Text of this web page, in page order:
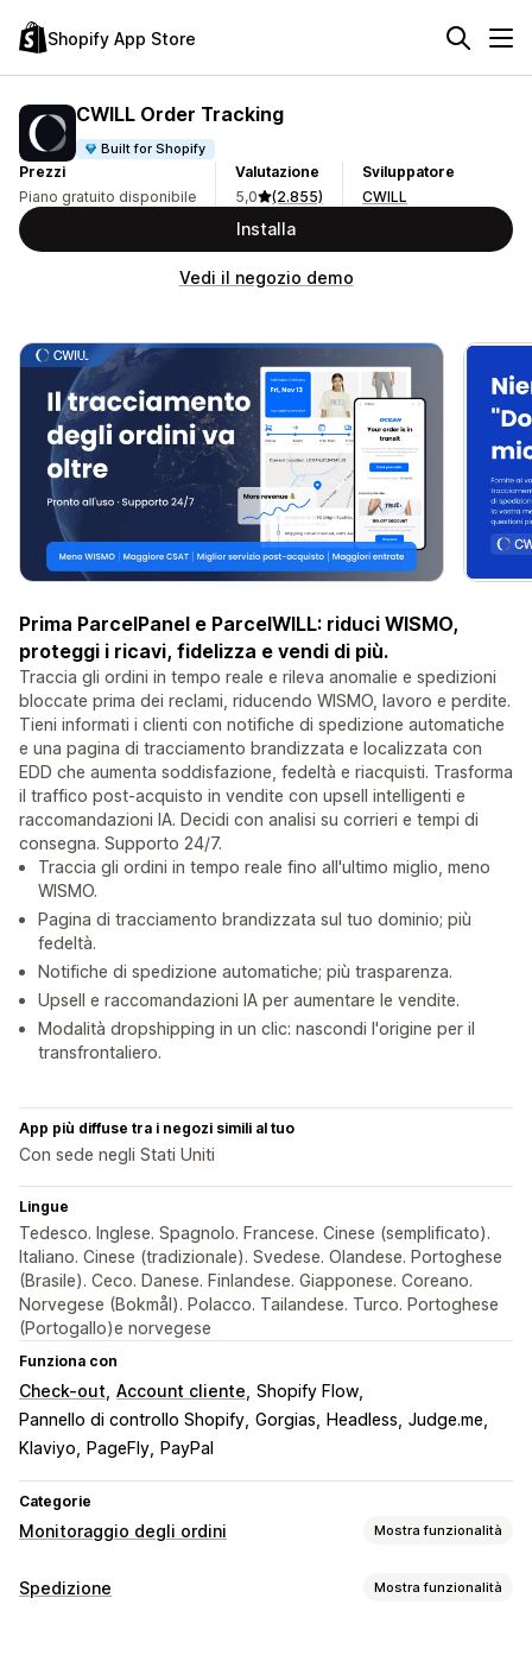
Shopify App Store
CWILL Order Tracking
Built for Shopify
Prezzi
Piano gratuito disponibile
Valutazione
5,0
(2.855)
Sviluppatore
CWILL
Installa
Vedi il negozio demo
Prima ParcelPanel e ParcelWILL: riduci WISMO,
proteggi i ricavi, fidelizza e vendi di più.
Traccia gli ordini in tempo reale e rileva anomalie e spedizioni
bloccate prima dei reclami, riducendo WISMO, lavoro e perdite.
Tieni informati i clienti con notifiche di spedizione automatiche
e una pagina di tracciamento brandizzata e localizzata con
EDD che aumenta soddisfazione, fedeltà e riacquisti. Trasforma
il traffico post-acquisto in vendite con upsell intelligenti e
raccomandazioni IA. Decidi con analisi su corrieri e tempi di
consegna. Supporto 24/7.
Traccia gli ordini in tempo reale fino all'ultimo miglio, meno
WISMO.
Pagina di tracciamento brandizzata sul tuo dominio; più
fedeltà.
Notifiche di spedizione automatiche; più trasparenza.
Upsell e raccomandazioni IA per aumentare le vendite.
Modalità dropshipping in un clic: nascondi l'origine per il
transfrontaliero.
App più diffuse tra i negozi simili al tuo
Con sede negli Stati Uniti
Lingue
Tedesco. Inglese. Spagnolo. Francese. Cinese (semplificato).
Italiano. Cinese (tradizionale). Svedese. Olandese. Portoghese
(Brasile). Ceco. Danese. Finlandese. Giapponese. Coreano.
Norvegese (Bokmål). Polacco. Tailandese. Turco. Portoghese
(Portogallo)e norvegese
Funziona con
Check-out Account cliente Shopify Flow
Pannello di controllo Shopify Gorgias Headless Judge.me
Klaviyo
PageFly PayPal
Categorie
Monitoraggio degli ordini Mostra funzionalità
Monitoraggio
Spedizione Mostra funzionalità